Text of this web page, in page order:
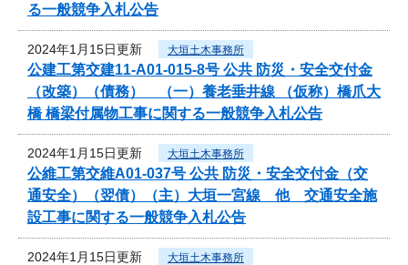
る一般競争入札公告
2024年1月15日更新 大垣土木事務所
公建工第交建11-A01-015-8号 公共 防災・安全交付金
（改築）（債務） （一）養老垂井線 （仮称）橋爪大
橋 橋梁付属物工事に関する一般競争入札公告
2024年1月15日更新 大垣土木事務所
公維工第交維A01-037号 公共 防災・安全交付金（交
通安全）（翌債）（主）大垣一宮線 他 交通安全施
設工事に関する一般競争入札公告
2024年1月15日更新 大垣土木事務所